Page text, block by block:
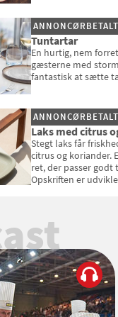
smag" af Jamie
Tuntartar
En hurtig, nem
gæsterne med
fantastisk at sætte
Laks med citrus
Stegt laks får
citrus og koriander.
ret, der passer godt
Opskriften er